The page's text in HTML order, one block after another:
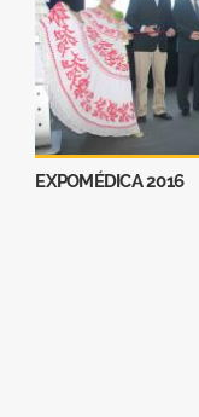
EXPOMÉDICA 2016